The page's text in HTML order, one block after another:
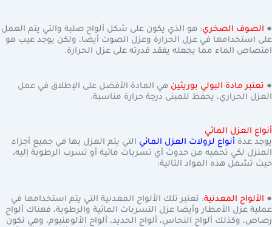
● الصوف الصخري: هو الذي يكون على شكل ألواح صلبة والتي يتم العمل
على استخدامها في عزل الحرارة وعزل الصوت أيضا، ولكن يوجد عيب هو
امتصاص الماء مما يجعله يفقد قدرته على عزل الحرارة.
● تعتبر مادة البولي بوريثين هي المادة الأفضل على الإطلاق في عمل
العزل الحراري، يحفظ للمبنى درجة حرارة مناسبة.
أنواع العزل المائي
يوجد عدة أنواع لرولات العزل المائي التي يتم العزل بها في جميع أجزاء
المنزل لكي تحميه من حدوث أي تسربات مائية أو تسرب الرطوبة إليه،
حيث تشمل هذه المواد التالية:
● الألواح المعدنية: تعتبر تلك الألواح المعدنية التي يتم استخدامها في
عملية عزل الأمطار وأيضا عزل التسربات المائية والرطوبة، فهناك ألواح
رصاص، وكذلك ألواح النحاس، ألواح الحديد، ألواح الألومنيوم، وهي تكون